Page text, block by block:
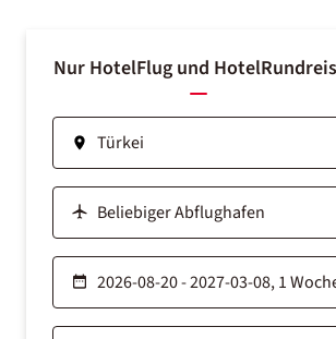
Nur HotelFlug und Hotel